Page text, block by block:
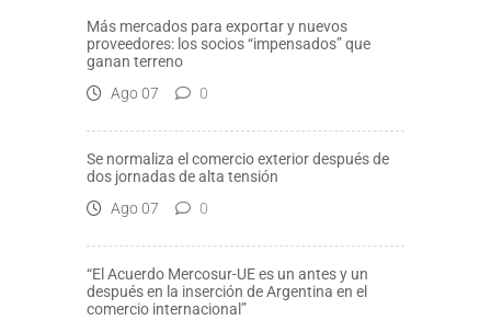
Más mercados para exportar y nuevos
proveedores: los socios “impensados” que
ganan terreno
Ago 07
0
Se normaliza el comercio exterior después de
dos jornadas de alta tensión
Ago 07
0
“El Acuerdo Mercosur-UE es un antes y un
después en la inserción de Argentina en el
comercio internacional”